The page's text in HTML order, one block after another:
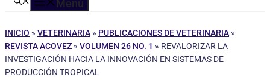
Menú
INICIO » VETERINARIA » PUBLICACIONES DE VETERINARIA »
REVISTA ACOVEZ » VOLUMEN 26 NO. 1 » REVALORIZAR LA
INVESTIGACIÓN HACIA LA INNOVACIÓN EN SISTEMAS DE
PRODUCCIÓN TROPICAL